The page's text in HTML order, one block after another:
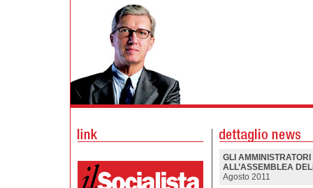
GLI
ALL’ASSEMBLEA
Agosto 2011